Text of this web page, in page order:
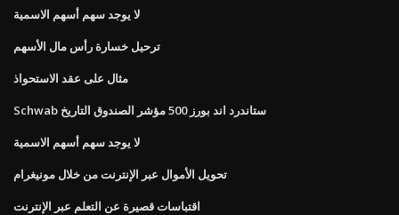
لا يوجد سهم أسهم الاسمية
ترحيل خسارة رأس مال الأسهم
مثال على عقد الاستحواذ
Schwab ستاندرد اند بورز 500 مؤشر الصندوق التاريخ
لا يوجد سهم أسهم الاسمية
تحويل الأموال عبر الإنترنت من خلال مونيغرام
اقتباسات قصيرة عن التعلم عبر الإنترنت